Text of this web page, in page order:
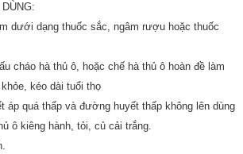
dưới dạng thuốc sắc, ngâm rượu hoặc thuốc
cháo hà thủ ô, hoặc chế hà thủ ô hoàn đề làm
kéo dài tuổi thọ
áp quá thấp và đường huyết thấp không lên dùng
ô kiêng hành, tỏi, củ cải trắng.